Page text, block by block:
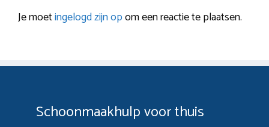
Je moetingelogd zijn opom een reactie te plaatsen.
Schoonmaakhulp voor thuis